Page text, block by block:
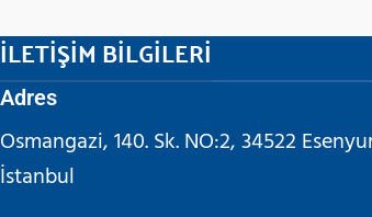
İLETİŞİM BİLGİLERİ
Adres
Osmangazi, 140. Sk. NO:2, 34522
İstanbul